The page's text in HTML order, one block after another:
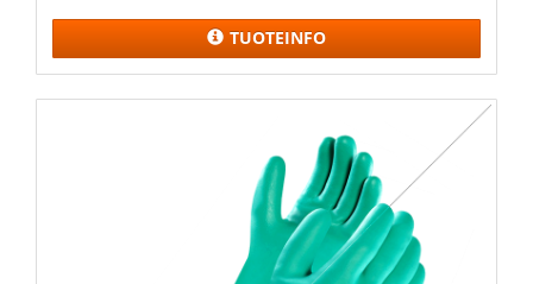
TUOTEINFO